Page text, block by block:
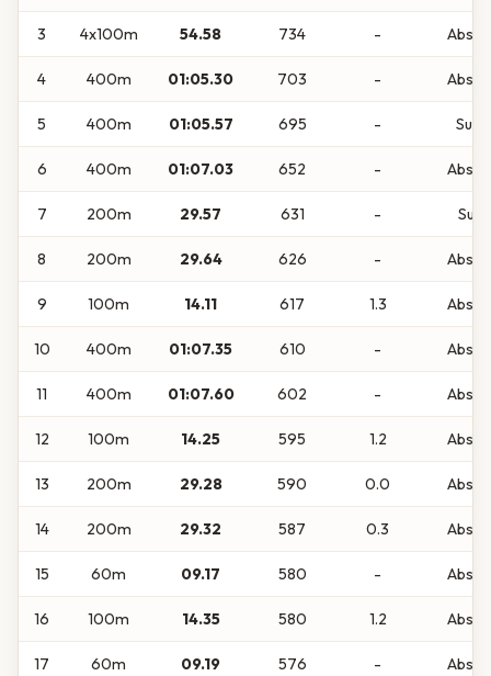
3 4x100m 54.58 734 -
4 400m 01:05.30 703 -
5 400m 01:05.57 695 -
6 400m 01:07.03 652 -
7 200m 29.57 631 -
8 200m 29.64 626 -
9 100m 14.11 617 1.3
10 400m 01:07.35 610 -
11 400m 01:07.60 602 -
12 100m 14.25 595 1.2
13 200m 29.28 590 0.0
14 200m 29.32 587 0.3
15 60m 09.17 580 -
16 100m 14.35 580 1.2
17 60m 09.19 576 -